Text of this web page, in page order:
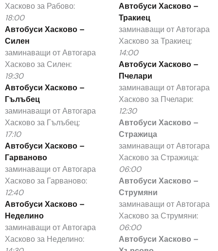
Хасково за Рабово:
18:00
Автобуси Хасково –
Силен
заминаващи от Автогара
Хасково за Силен:
19:30
Автобуси Хасково –
Гълъбец
заминаващи от Автогара
Хасково за Гълъбец:
17:10
Автобуси Хасково –
Гарваново
заминаващи от Автогара
Хасково за Гарваново:
12:40
Автобуси Хасково –
Неделино
заминаващи от Автогара
Хасково за Неделино:
Автобуси Хасково –
Тракиец
заминаващи от Автогара
Хасково за Тракиец:
14:00
Автобуси Хасково –
Пчелари
заминаващи от Автогара
Хасково за Пчелари:
12:30
Автобуси Хасково –
Стражица
заминаващи от Автогара
Хасково за Стражица:
06:00
Автобуси Хасково –
Струмяни
заминаващи от Автогара
Хасково за Струмяни:
06:00
Автобуси Хасково –